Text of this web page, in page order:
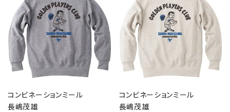
コンビネーションミール
長嶋茂雄
コンビネーションミール
長嶋茂雄